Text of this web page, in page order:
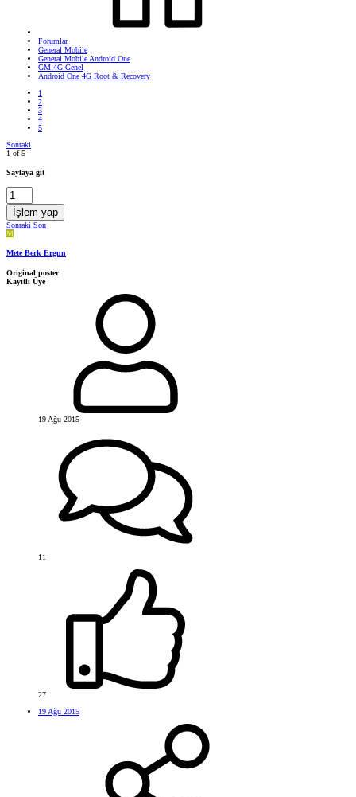
Forumlar
General Mobile
General Mobile Android One
GM 4G Genel
Android One 4G Root & Recovery
1
2
3
4
5
Sonraki
1 of 5
Sayfaya git
İşlem yap
Sonraki Son
M
Mete Berk Ergun
Original poster
Kayıtlı Üye
19 Ağu 2015
11
27
19 Ağu 2015